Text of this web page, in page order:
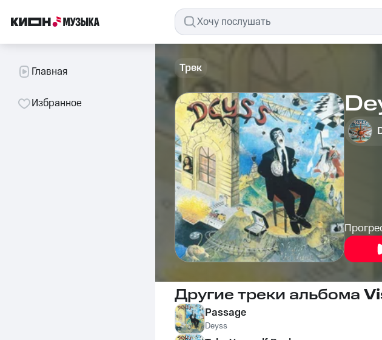
Главная
Избранное
Трек
Другие треки альбома
Passage
Deyss